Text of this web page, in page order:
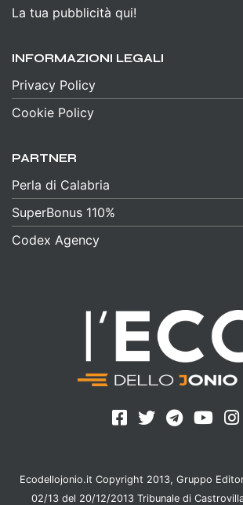
La tua pubblicità qui!
INFORMAZIONI LEGALI
Privacy Policy
Cookie Policy
PARTNER
Perla di Calabria
SuperBonus 110%
Codex Agency
Ecodellojonio.it Copyright 2013, Gruppo
02/13 del 20/12/2013 Tribunale di